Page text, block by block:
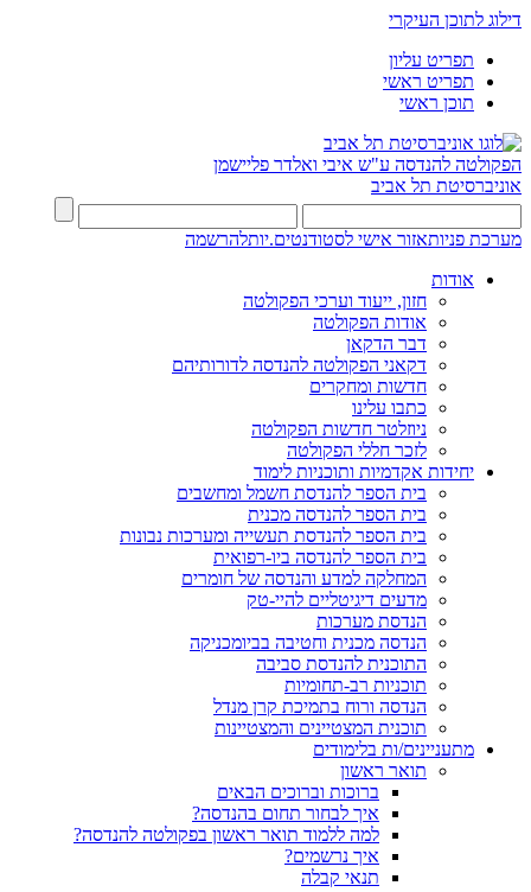
דילוג לתוכן העיקרי
תפריט עליון
תפריט ראשי
תוכן ראשי
הפקולטה להנדסה ע"ש איבי ואלדר פליישמן
אוניברסיטת תל אביב
מערכת פניותאזור אישי לסטודנטים.יותלהרשמה
אודות
חזון, ייעוד וערכי הפקולטה
אודות הפקולטה
דבר הדקאן
דקאני הפקולטה להנדסה לדורותיהם
חדשות ומחקרים
כתבו עלינו
ניוזלטר חדשות הפקולטה
לזכר חללי הפקולטה
יחידות אקדמיות ותוכניות לימוד
בית הספר להנדסת חשמל ומחשבים
בית הספר להנדסה מכנית
בית הספר להנדסת תעשייה ומערכות נבונות
בית הספר להנדסה ביו-רפואית
המחלקה למדע והנדסה של חומרים
מדעים דיגיטליים להיי-טק
הנדסת מערכות
הנדסה מכנית וחטיבה בביומכניקה
התוכנית להנדסת סביבה
תוכניות רב-תחומיות
הנדסה ורוח בתמיכת קרן מנדל
תוכנית המצטיינים והמצטיינות
מתעניינים/ות בלימודים
תואר ראשון
ברוכות וברוכים הבאים
איך לבחור תחום בהנדסה?
למה ללמוד תואר ראשון בפקולטה להנדסה?
איך נרשמים?
תנאי קבלה